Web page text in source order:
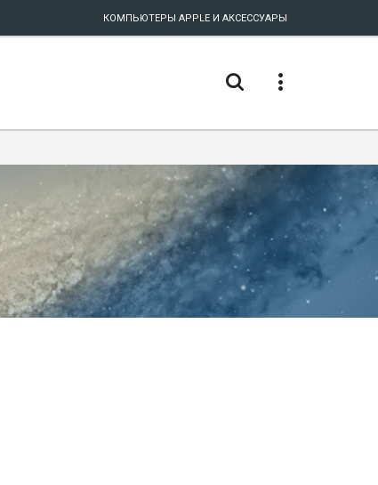
КОМПЬЮТЕРЫ APPLE И АКСЕССУАРЫ